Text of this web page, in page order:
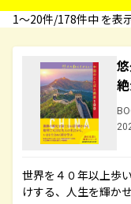
1〜20件/178件中 を表
世界を４０年以上歩
けする、人生を輝か